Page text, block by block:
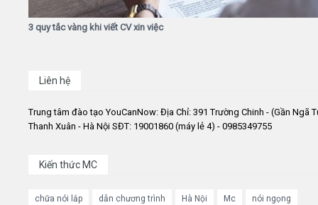
3 quy tắc vàng khi viết CV xin việc
Liên hệ
Trung tâm đào tạo YouCanNow: Địa Chỉ: 391 Trường Chinh - (Gần Ngã
Thanh Xuân - Hà Nội SĐT: 19001860 (máy lẻ 4) - 0985349755
Kiến thức MC
chữa nói lắp dẫn chương trình Hà Nội Mc nói ngọng